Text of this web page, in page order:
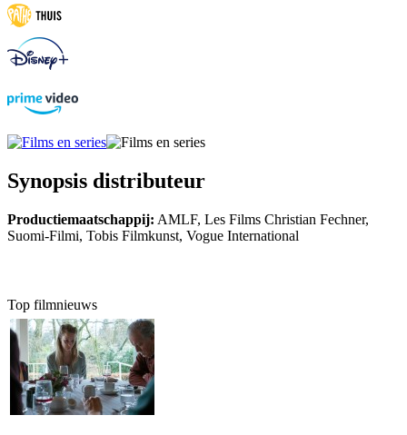
Synopsis distributeur
Productiemaatschappij: AMLF, Les Films Christian Fechner,
Suomi-Filmi, Tobis Filmkunst, Vogue International
Top filmnieuws